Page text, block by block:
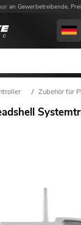
an Gewerbetreibende.
/ Zubehör für